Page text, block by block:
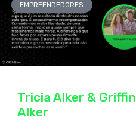
EMPREENDEDORES
Tricia Alker & Griffin
Alker